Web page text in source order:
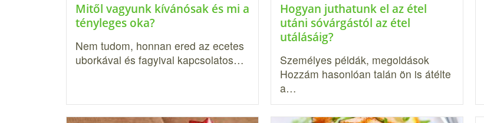
Mitől vagyunk kívánósak és mi a
tényleges oka?
Nem tudom, honnan ered az ecetes
uborkával és fagyival kapcsolatos…
Hogyan juthatunk el az étel
utáni sóvárgástól az étel
utálásáig?
Személyes példák, megoldások
Hozzám hasonlóan talán ön is átélte
a…